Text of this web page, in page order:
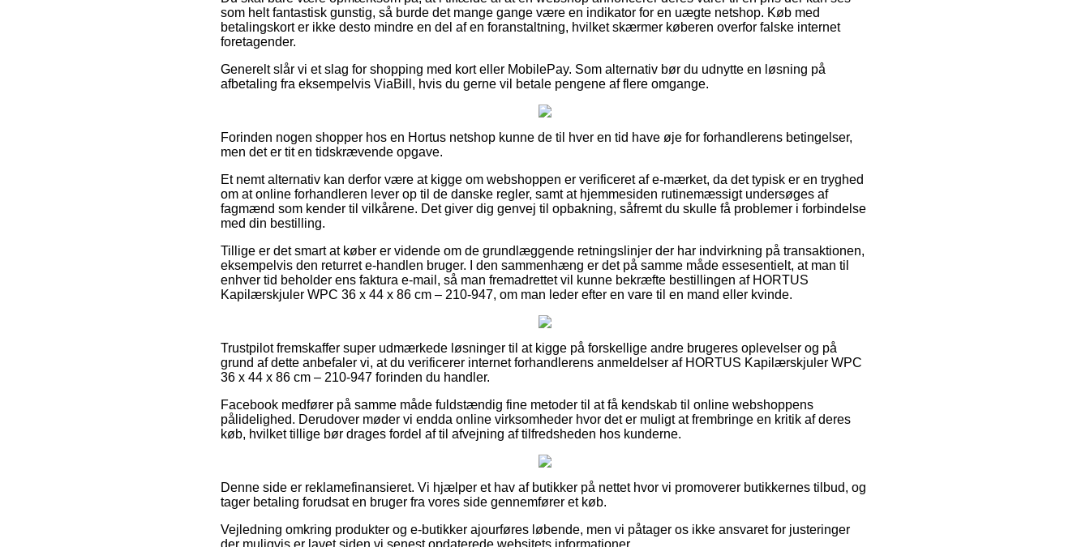
som helt fantastisk gunstig, så burde det mange gange være en indikator for en uægte netshop. Køb med
betalingskort er ikke desto mindre en del af en foranstaltning, hvilket skærmer køberen overfor falske internet
foretagender.
Generelt slår vi et slag for shopping med kort eller MobilePay. Som alternativ bør du udnytte en løsning på
afbetaling fra eksempelvis ViaBill, hvis du gerne vil betale pengene af flere omgange.
Forinden nogen shopper hos en Hortus netshop kunne de til hver en tid have øje for forhandlerens betingelser,
men det er tit en tidskrævende opgave.
Et nemt alternativ kan derfor være at kigge om webshoppen er verificeret af e-mærket, da det typisk er en tryghed
om at online forhandleren lever op til de danske regler, samt at hjemmesiden rutinemæssigt undersøges af
fagmænd som kender til vilkårene. Det giver dig genvej til opbakning, såfremt du skulle få problemer i forbindelse
med din bestilling.
Tillige er det smart at køber er vidende om de grundlæggende retningslinjer der har indvirkning på transaktionen,
eksempelvis den returret e-handlen bruger. I den sammenhæng er det på samme måde essesentielt, at man til
enhver tid beholder ens faktura e-mail, så man fremadrettet vil kunne bekræfte bestillingen af HORTUS
Kapilærskjuler WPC 36 x 44 x 86 cm – 210-947, om man leder efter en vare til en mand eller kvinde.
Trustpilot fremskaffer super udmærkede løsninger til at kigge på forskellige andre brugeres oplevelser og på
grund af dette anbefaler vi, at du verificerer internet forhandlerens anmeldelser af HORTUS Kapilærskjuler WPC
36 x 44 x 86 cm – 210-947 forinden du handler.
Facebook medfører på samme måde fuldstændig fine metoder til at få kendskab til online webshoppens
pålidelighed. Derudover møder vi endda online virksomheder hvor det er muligt at frembringe en kritik af deres
køb, hvilket tillige bør drages fordel af til afvejning af tilfredsheden hos kunderne.
Denne side er reklamefinansieret. Vi hjælper et hav af butikker på nettet hvor vi promoverer butikkernes tilbud, og
tager betaling forudsat en bruger fra vores side gennemfører et køb.
Vejledning omkring produkter og e-butikker ajourføres løbende, men vi påtager os ikke ansvaret for justeringer
der muligvis er lavet siden vi senest opdaterede websitets informationer.